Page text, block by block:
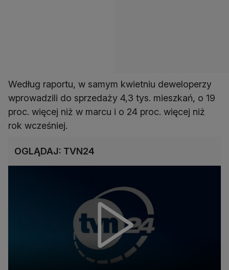
Według raportu, w samym kwietniu deweloperzy
wprowadzili do sprzedaży 4,3 tys. mieszkań, o 19
proc. więcej niż w marcu i o 24 proc. więcej niż
rok wcześniej.
OGLĄDAJ: TVN24